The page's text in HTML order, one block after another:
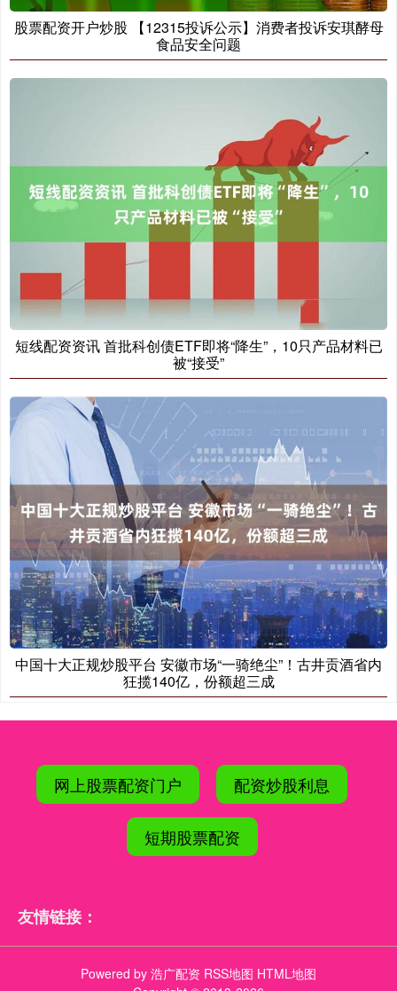
股票配资开户炒股 【12315投诉公示】消费者投诉安琪酵母
食品安全问题
短线配资资讯 首批科创债ETF即将“降生”，10只产品材料已
被“接受”
中国十大正规炒股平台 安徽市场“一骑绝尘”！古井贡酒省内
狂揽140亿，份额超三成
网上股票配资门户 配资炒股利息
短期股票配资
友情链接：
Powered by 浩广配资 RSS地图 HTML地图